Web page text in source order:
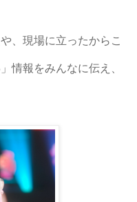
、現場に立ったからこ
情報をみんなに伝え、